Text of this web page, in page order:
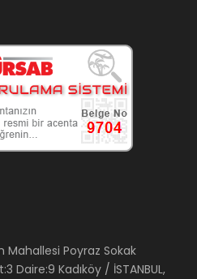
Mahallesi Poyraz Sokak
Daire:9 Kadıköy / İSTANBUL,